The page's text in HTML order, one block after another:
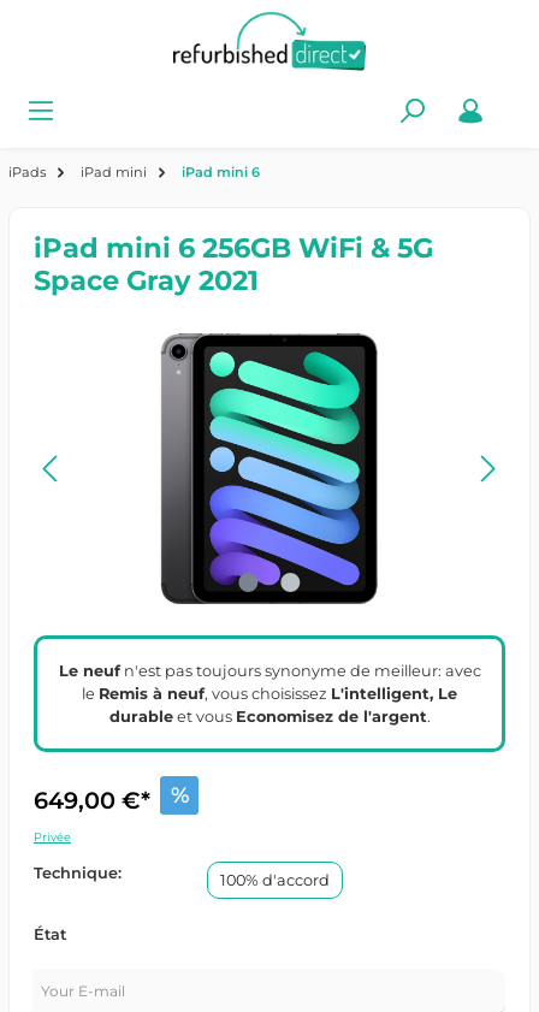
iPads iPad mini iPad mini 6
iPad mini 6 256GB WiFi & 5G
Space Gray 2021
Le neufn'est pas toujours synonyme de meilleur: avec
le Remis à neuf, vous choisissez L'intelligent, Le
durableet vous Economisez de l'argent.
649,00 €* %
Privée
Technique: 100% d'accord
État